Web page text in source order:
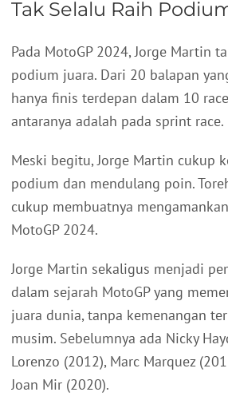
Tak Selalu Raih
Pada MotoGP 2024, Jorge Martin
podium juara. Dari 20 balapan
hanya finis terdepan dalam 10
antaranya adalah pada sprint race.
Meski begitu, Jorge Martin cukup
podium dan mendulang poin.
cukup membuatnya
MotoGP 2024.
Jorge Martin sekaligus menjadi
dalam sejarah MotoGP yang
juara dunia, tanpa kemenangan
musim. Sebelumnya ada Nicky
Lorenzo (2012), Marc Marquez
Joan Mir (2020).